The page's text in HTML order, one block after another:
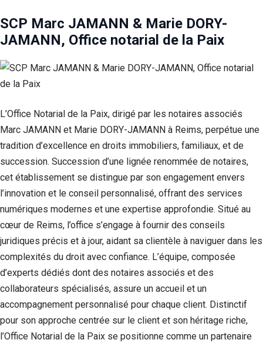
SCP Marc JAMANN & Marie DORY-
JAMANN, Office notarial de la Paix
L’Office Notarial de la Paix, dirigé par les notaires associés
Marc JAMANN et Marie DORY-JAMANN à Reims, perpétue une
tradition d’excellence en droits immobiliers, familiaux, et de
succession. Succession d’une lignée renommée de notaires,
cet établissement se distingue par son engagement envers
l’innovation et le conseil personnalisé, offrant des services
numériques modernes et une expertise approfondie. Situé au
cœur de Reims, l’office s’engage à fournir des conseils
juridiques précis et à jour, aidant sa clientèle à naviguer dans les
complexités du droit avec confiance. L’équipe, composée
d’experts dédiés dont des notaires associés et des
collaborateurs spécialisés, assure un accueil et un
accompagnement personnalisé pour chaque client. Distinctif
pour son approche centrée sur le client et son héritage riche,
l’Office Notarial de la Paix se positionne comme un partenaire